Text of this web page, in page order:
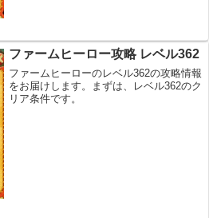
ファームヒーロー攻略 レベル362
ファームヒーローのレベル362の攻略情報
をお届けします。まずは、レベル362のク
リア条件です。